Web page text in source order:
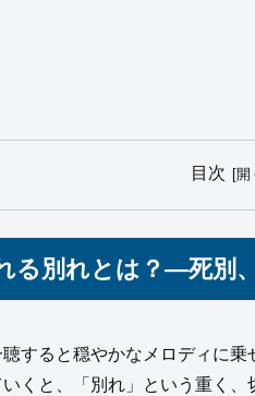
目次
る別れとは？—死別
すると穏やかなメロディに
くと、「別れ」という重く